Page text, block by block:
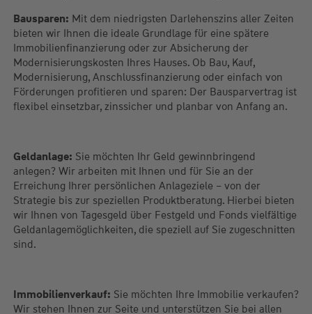
die L-Bank) für Ihre Immobilienfinanzierung.
Bausparen:Mit dem niedrigsten Darlehenszins aller Zeiten
bieten wir Ihnen die ideale Grundlage für eine spätere
Immobilienfinanzierung oder zur Absicherung der
Modernisierungskosten Ihres Hauses. Ob Bau, Kauf,
Modernisierung, Anschlussfinanzierung oder einfach von
Geldanlage:Sie möchten Ihr Geld gewinnbringend
anlegen? Wir arbeiten mit Ihnen und für Sie an der
Erreichung Ihrer persönlichen Anlageziele – von der
Strategie bis zur speziellen Produktberatung. Hierbei bieten
wir Ihnen von Tagesgeld über Festgeld und Fonds vielfältige